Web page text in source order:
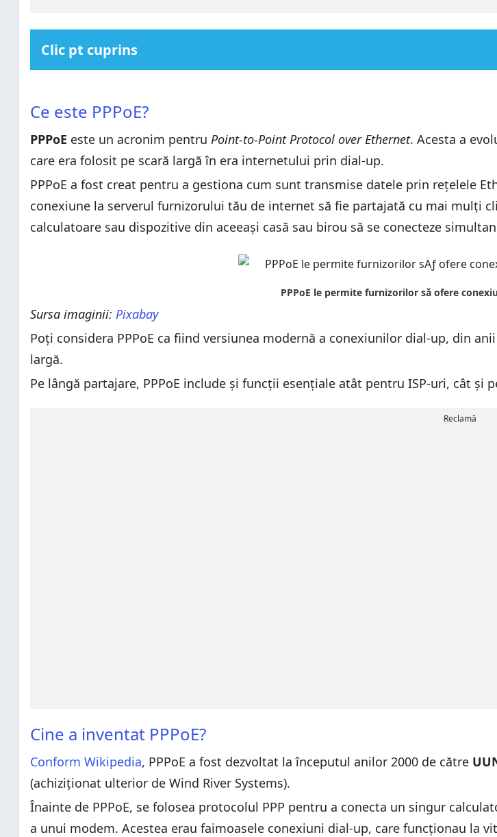
Clic pt cuprins
La ce este folosit PPPoE?
De ce ai nevoie pentru a stabili o conexiune la internet prin PPPoE?
Cum creezi o conexiune PPPoE în Windows
Mai ai alte întrebări despre conexiunile PPPoE?
Cine a inventat PPPoE?
La ce este folosit PPPoE?
De ce ai nevoie pentru a stabili o conexiune la internet prin PPPoE?
Cum creezi o conexiune PPPoE în Windows
Mai ai alte întrebări despre conexiunile PPPoE?
Ce este PPPoE?
PPPoE este un acronim pentru Point-to-Point Protocol over Ethernet. Acesta a
care era folosit pe scară largă în era internetului prin dial-up.
PPPoE a fost creat pentru a gestiona cum sunt transmise datele prin rețelele
conexiune la serverul furnizorului tău de internet să fie partajată cu mai mulți
calculatoare sau dispozitive din aceeași casă sau birou să se conecteze
Sursa imaginii: Pixabay
Poți considera PPPoE ca fiind versiunea modernă a conexiunilor dial-up, din
largă.
Pe lângă partajare, PPPoE include și funcții esențiale atât pentru ISP-uri, cât și
Reclamă
Cine a inventat PPPoE?
Conform Wikipedia, PPPoE a fost dezvoltat la începutul anilor 2000 de către
(achiziționat ulterior de Wind River Systems).
Înainte de PPPoE, se folosea protocolul PPP pentru a conecta un singur
a unui modem. Acestea erau faimoasele conexiuni dial-up, care funcționau la